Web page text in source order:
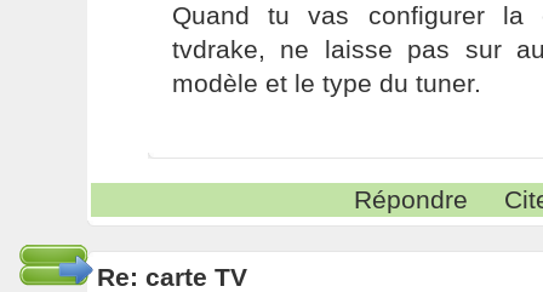
Quand tu vas configurer la
tvdrake, ne laisse pas sur
modèle et le type du tuner.
Répondre
Re: carte TV